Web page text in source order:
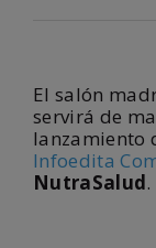
El salón
servirá de
lanzamiento
Infoedita
NutraSalud.